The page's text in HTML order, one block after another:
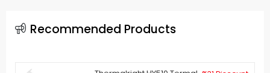
Recommended Products